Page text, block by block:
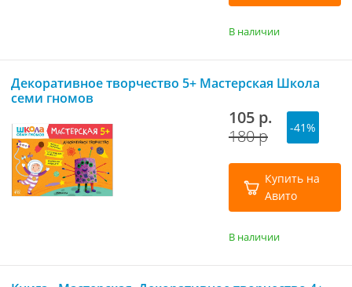
В наличии
Декоративное творчество 5+ Мастерская Школа
семи гномов
105 р.
180 р
-41%
Купить на
Авито
В наличии